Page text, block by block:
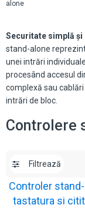
alone
Securitate simplă și
stand-alone
unei intrări
procesând accesul
complexă sau
intrări de bloc.
Controlere
Filtrează
Controler
tastatura si